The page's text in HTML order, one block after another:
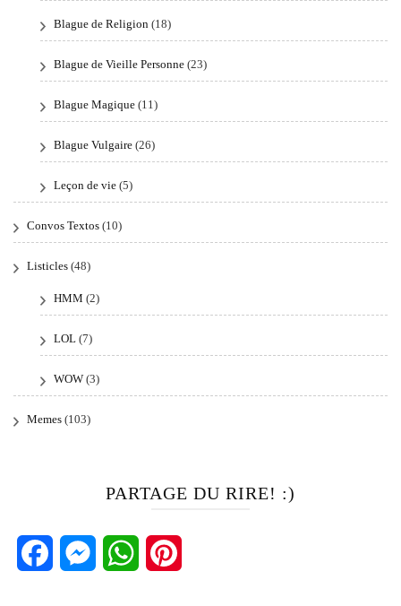
Blague de Religion (18)
Blague de Vieille Personne (23)
Blague Magique (11)
Blague Vulgaire (26)
Leçon de vie (5)
Convos Textos (10)
Listicles (48)
HMM (2)
LOL (7)
WOW (3)
Memes (103)
PARTAGE DU RIRE! :)
FacebookMessengerWhatsApp